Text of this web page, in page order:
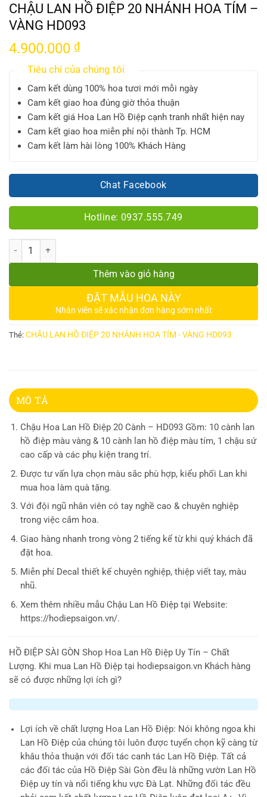
CHẬU LAN HỒ ĐIỆP 20 NHÁNH HOA TÍM –
VÀNG HD093
4.900.000 ₫
Tiêu chí của chúng tôi
Cam kết dùng 100% hoa tươi mới mỗi ngày
Cam kết giao hoa đúng giờ thỏa thuận
Cam kết giá Hoa Lan Hồ Điệp cạnh tranh nhất hiện nay
Cam kết giao hoa miễn phí nội thành Tp. HCM
Cam kết làm hài lòng 100% Khách Hàng
Chat Facebook
Hotline: 0937.555.749
Số lượng
Thêm vào giỏ hàng
ĐẶT MẪU HOA NÀY
Nhân viên sẽ xác nhận đơn hàng sớm nhất
Thẻ: CHẬU LAN HỒ ĐIỆP 20 NHÁNH HOA TÍM - VÀNG HD093
MÔ TẢ
Chậu Hoa Lan Hồ Điệp 20 Cành – HD093 Gồm: 10 cành lan
hồ điệp màu vàng & 10 cành lan hồ điệp màu tím, 1 chậu sứ
cao cấp và các phụ kiện trang trí.
Được tư vấn lựa chọn màu sắc phù hợp, kiểu phối Lan khi
mua hoa làm quà tặng.
Với đội ngũ nhân viên có tay nghề cao & chuyên nghiệp
trong việc cắm hoa.
Giao hàng nhanh trong vòng 2 tiếng kể từ khi quý khách đã
đặt hoa.
Miễn phí Decal thiết kế chuyên nghiệp, thiệp viết tay, màu
nhũ.
Xem thêm nhiều mẫu Chậu Lan Hồ Điệp tại Website:
https://hodiepsaigon.vn/.
HỒ ĐIỆP SÀI GÒN Shop Hoa Lan Hồ Điệp Uy Tín – Chất
Lượng. Khi mua Lan Hồ Điệp tại hodiepsaigon.vn Khách hàng
sẽ có được những lợi ích gì?
Lợi ích về chất lượng Hoa Lan Hồ Điệp: Nói không ngoa khi
Lan Hồ Điệp của chúng tôi luôn được tuyển chọn kỹ càng từ
khâu thỏa thuận với đối tác canh tác Lan Hồ Điệp. Tất cả
các đối tác của Hồ Điệp Sài Gòn đều là những vườn Lan Hồ
Điệp uy tín và nổi tiếng khu vực Đà Lạt. Những đối tác đều